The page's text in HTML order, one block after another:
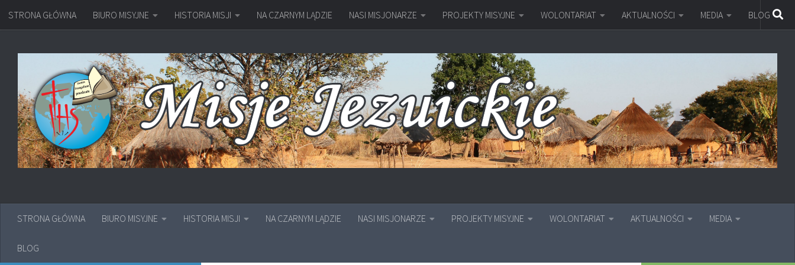
Przejdź do treści
STRONA GŁÓWNA BIURO MISYJNE HISTORIA MISJI NA CZARNYM LĄDZIE NASI MISJONARZE PROJEKTY MISYJNE WOLONTARIAT AKTUALNOŚCI MEDIA BLOG
STRONA GŁÓWNA BIURO MISYJNE HISTORIA MISJI NA CZARNYM LĄDZIE NASI MISJONARZE PROJEKTY MISYJNE WOLONTARIAT AKTUALNOŚCI MEDIA
BLOG